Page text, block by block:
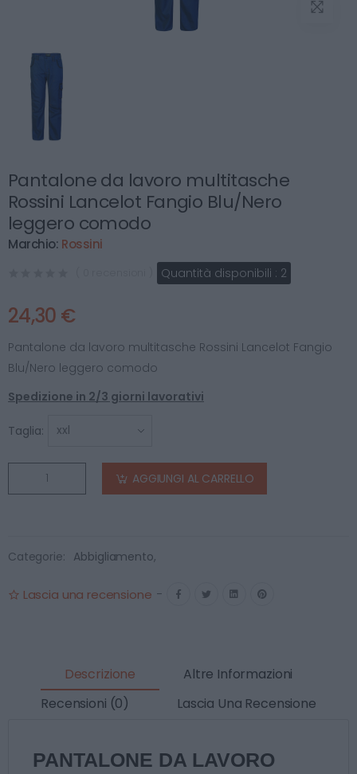
Pantalone da lavoro multitasche
Rossini Lancelot Fangio Blu/Nero
leggero comodo
Marchio: Rossini
Quantità disponibili : 2
24,30 €
Pantalone da lavoro multitasche Rossini Lancelot Fangio
Blu/Nero leggero comodo
Spedizione in 2/3 giorni lavorativi
Taglia:
AGGIUNGI AL CARRELLO
Categorie: Abbigliamento,
Lascia una recensione -
Descrizione
Altre Informazioni
Recensioni (0)
Lascia Una Recensione
PANTALONE DA LAVORO